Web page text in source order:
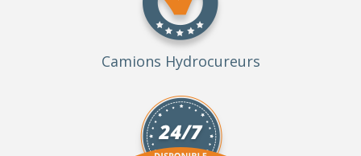
Camions Hydrocureurs